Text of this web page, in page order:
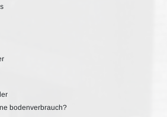
bodenverbrauch?